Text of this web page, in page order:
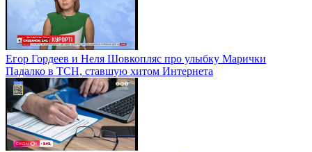
Егор Гордеев и Неля Шовкопляс про улыбку Марички
Падалко в ТСН, ставшую хитом Интернета